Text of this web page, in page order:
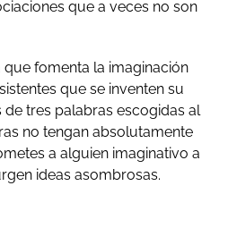
que a veces no son
fomenta la imaginación
que se inventen su
tres palabras escogidas al
no tengan absolutamente
a alguien imaginativo a
ideas asombrosas.